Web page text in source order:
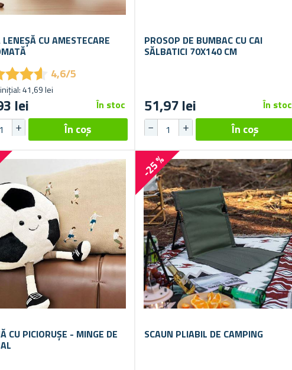
LENEȘĂ CU AMESTECARE
★★★
★★★ 4,6/5
41,69 lei
lei În stoc
PROSOP DE BUMBAC CU CAI
SĂLBATICI 70X140 CM
51,97 lei În stoc
CU PICIORUȘE - MINGE DE
-25 %
SCAUN PLIABIL DE CAMPING